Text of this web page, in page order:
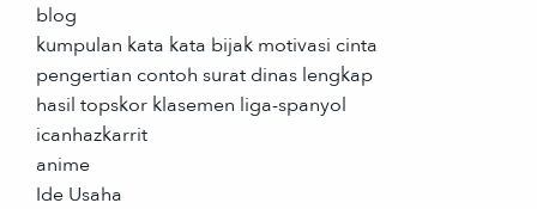
blog
kumpulan kata kata bijak motivasi cinta
pengertian contoh surat dinas lengkap
hasil topskor klasemen liga-spanyol
icanhazkarrit
anime
Ide Usaha